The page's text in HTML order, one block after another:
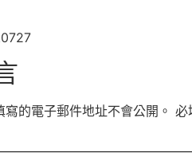
的電子郵件地址不會公開。 必